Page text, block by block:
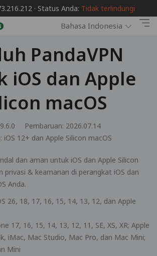
· Status Anda: Tidak terlindungi
Bahasa Indonesia
PandaVPN
iOS dan Apple
macOS
Pembaruan: 2026.07.14
iOS 12+ dan Apple Silicon macOS
dan aman untuk iOS dan Apple Silicon
privasi & keamanan di perangkat iOS dan
Anda.
26, 18, 17, 16, 15, 14, 13, 12, dan Apple
17, 16, 15, 14, 13, 12, 11, SE, XS, XR; Apple
iMac, Mac Studio, Mac Pro, dan Mac Mini;
Mini